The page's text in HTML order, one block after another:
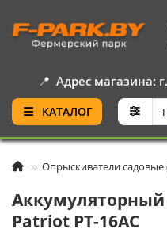
📍 Адрес магазина:
КАТАЛОГ
Опрыскиватели садовые
Patriot PT-16AC